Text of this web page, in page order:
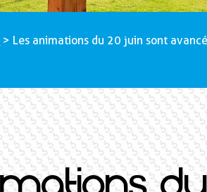
> Les animations du 20 juin sont